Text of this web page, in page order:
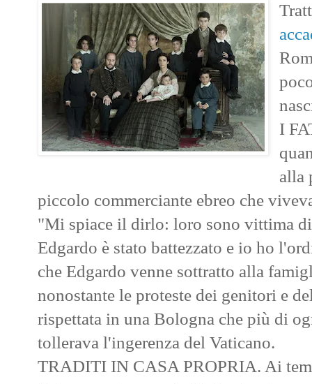
I
alla
piccolo commerciante ebreo che
"Mi spiace il dirlo: loro sono vittima
Edgardo è stato battezzato e io ho
che Edgardo venne sottratto alla
nonostante le proteste dei genitori e
rispettata in una Bologna che più di
tollerava l'ingerenza del Vaticano.
TRADITI IN CASA PROPRIA. Ai